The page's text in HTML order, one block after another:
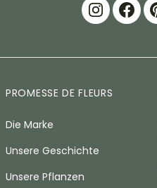
PROMESSE DE FLEURS
Die Marke
Unsere Geschichte
Unsere Pflanzen